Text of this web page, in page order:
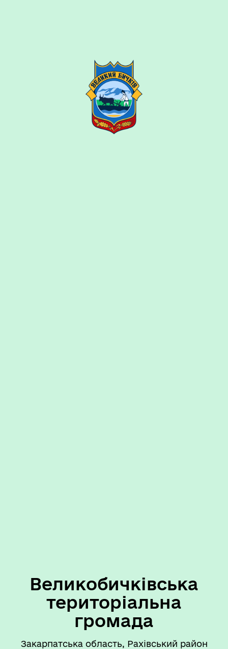
Великобичківська
територіальна
громада
Закарпатська область, Рахівський район